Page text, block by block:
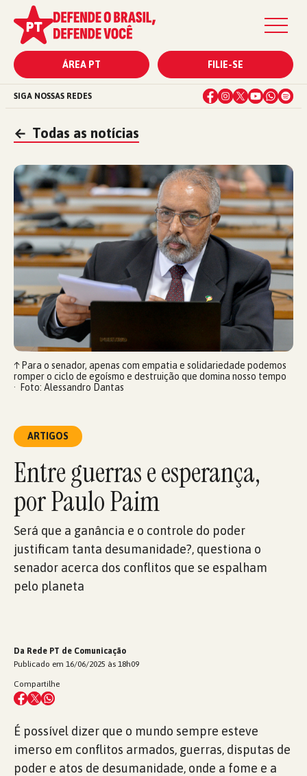
ÁREA PT FILIE-SE
SIGA NOSSAS REDES
← Todas as notícias
ARTIGOS
Entre guerras e esperança,
por Paulo Paim
Será que a ganância e o controle do poder
justificam tanta desumanidade?, questiona o
senador acerca dos conflitos que se espalham
pelo planeta
↑Para o senador, apenas com empatia e solidariedade podemos
romper o ciclo de egoísmo e destruição que domina nosso tempo
Foto: Alessandro Dantas
Da Rede PT de Comunicação
Publicado em 16/06/2025 às 18h09
Compartilhe
É possível dizer que o mundo sempre esteve
imerso em conflitos armados, guerras, disputas de
poder e atos de desumanidade, onde a fome e a